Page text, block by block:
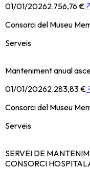
01/01/20262.756,76 €
Consorci del Museu
Serveis
Manteniment anual
01/01/20262.283,83 €
Consorci del Museu
Serveis
SERVEI DE
CONSORCI